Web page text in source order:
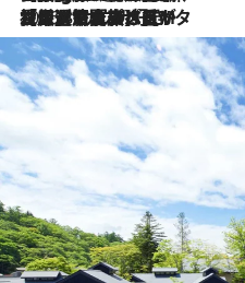
2026.8.3
【厳選旅コスメ】「保湿もタイパ重視！」“サウナ好き”タレント清水みさとが愛用する夏旅ベストコスメを発表！【Mサイズジップ】